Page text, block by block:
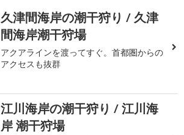
久津間海岸の潮干狩り / 久津
間海岸潮干狩場
アクアラインを渡ってすぐ。首都圏からの
アクセスも抜群
江川海岸の潮干狩り / 江川海
岸 潮干狩場